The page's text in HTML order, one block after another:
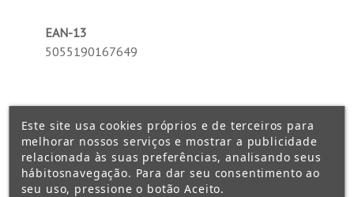
EAN-13
5055190167649
Este site usa cookies próprios e de terceiros para
melhorar nossos serviços e mostrar a publicidade
relacionada às suas preferências, analisando seus
hábitosnavegação. Para dar seu consentimento ao
seu uso, pressione o botão Aceito.